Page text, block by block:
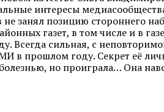
интересы
не занял позицию стороннего
газет, в том числе и в
Всегда сильная, с
в прошлом году. Секрет её
но проиграла… Она